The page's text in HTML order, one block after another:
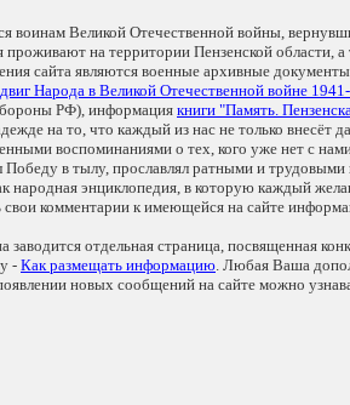
воинам Великой Отечественной войны,
проживают на территории Пензенской области,
сайта являются военные архивные
Народа в Великой Отечественной войне 1941-
РФ), информация книги "Память.
на то, что каждый из нас не только
воспоминаниями о тех, кого уже нет с
Победу в тылу, прославлял ратными и
народная энциклопедия, в которую каждый
свои комментарии к имеющейся на сайте
заводится отдельная страница, посвященная
-Как размещать информацию. Любая Ваша
новых сообщений на сайте можно